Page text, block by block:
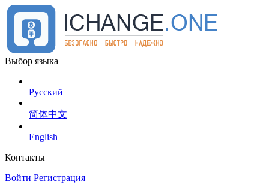
Выбор языка
Русский
简体中文
English
Контакты
Войти Регистрация